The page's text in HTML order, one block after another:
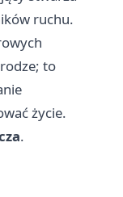
ruchu.
to
życie.
.